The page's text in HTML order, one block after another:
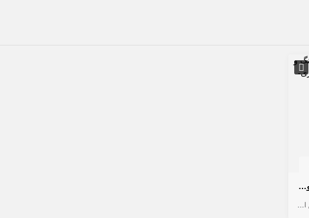
تامین قطعات صنعتی | بلبرینگ ، رولبرینگ ، تسمه و ملزومات صنعتی
ابزار و یراق